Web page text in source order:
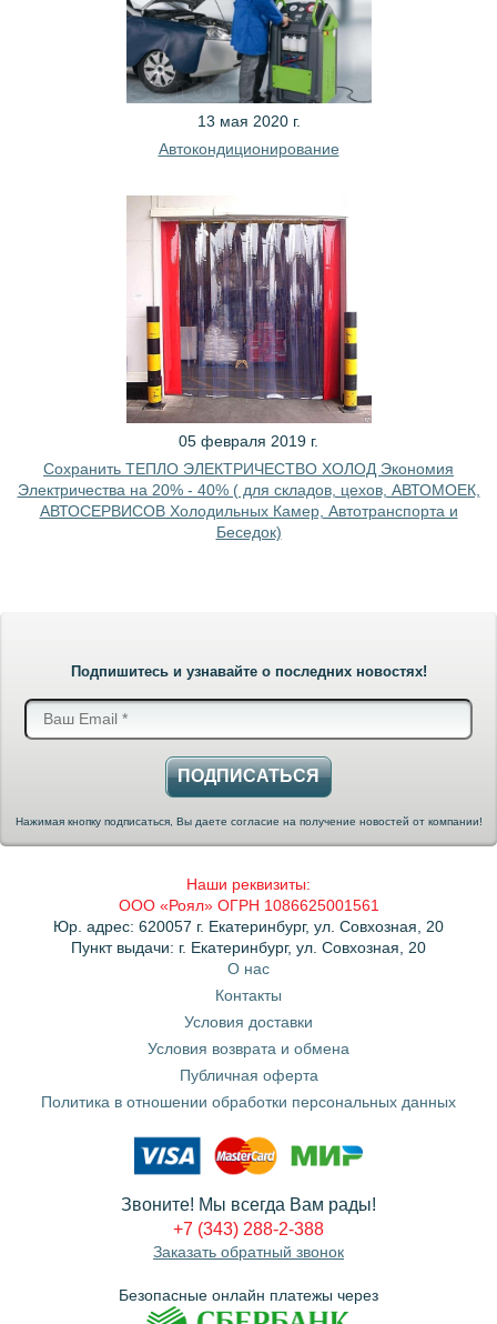
13 мая 2020 г.
Автокондиционирование
05 февраля 2019 г.
Сохранить ТЕПЛО ЭЛЕКТРИЧЕСТВО ХОЛОД Экономия
Электричества на 20% - 40% ( для складов, цехов, АВТОМОЕК,
АВТОСЕРВИСОВ Холодильных Камер, Автотранспорта и
Беседок)
Подпишитесь и узнавайте о последних новостях!
ПОДПИСАТЬСЯ
Нажимая кнопку подписаться, Вы даете согласие на получение новостей от компании!
Наши реквизиты:
ООО «Роял» ОГРН 1086625001561
Юр. адрес: 620057 г. Екатеринбург, ул. Совхозная, 20
Пункт выдачи: г. Екатеринбург, ул. Совхозная, 20
О нас
Контакты
Условия доставки
Условия возврата и обмена
Публичная оферта
Политика в отношении обработки персональных данных
Звоните! Мы всегда Вам рады!
+7 (343) 288-2-388
Заказать обратный звонок
Безопасные онлайн платежы через